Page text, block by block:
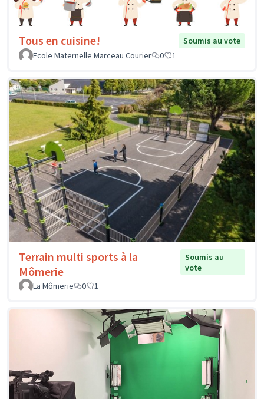
Tous en cuisine!
Soumis au vote
Ecole Maternelle Marceau Courier
0 1
Terrain multi sports à la
Mômerie
Soumis au
vote
La Mômerie
0 1